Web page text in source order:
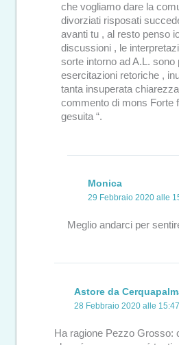
che vogliamo dare la
divorziati risposati
avanti tu , al resto penso
discussioni , le
sorte intorno ad A.L. sono
esercitazioni retoriche ,
tanta insuperata
commento di mons Forte
gesuita “.
Monica
29 Febbraio 2020 alle
Meglio andarci per
Astore da
28 Febbraio 2020 alle 15:47
Ha ragione Pezzo Grosso: